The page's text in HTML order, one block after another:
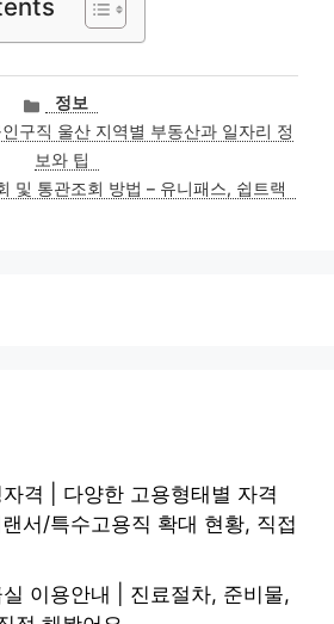
카
테
고
리
정보
구직 울산 지역별 부동산과 일자리 정
보와 팁
및 통관조회 방법 – 유니패스, 쉽트랙
격 | 다양한 고용형태별 자격
서/특수고용직 확대 현황, 직접
이용안내 | 진료절차, 준비물,